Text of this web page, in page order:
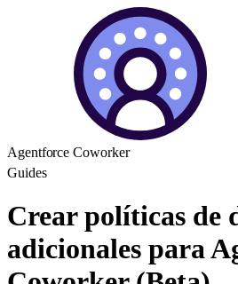
Agentforce Coworker
Guides
Crear políticas de
adicionales para